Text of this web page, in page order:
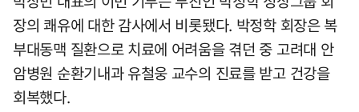
장의 쾌유에 대한 감사에서 비롯됐다. 박정학 회장은 복
부대동맥 질환으로 치료에 어려움을 겪던 중 고려대 안
암병원 순환기내과 유철웅 교수의 진료를 받고 건강을
회복했다.